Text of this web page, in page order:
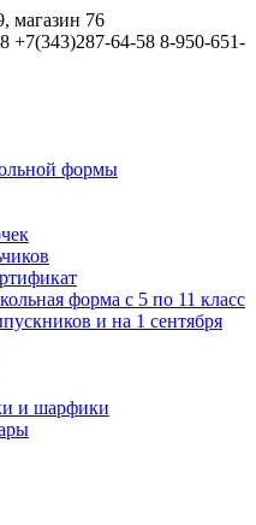
магазин 76
+7(343)287-64-58 8-950-651-
формы
форма с 5 по 11 класс
и на 1 сентября
и шарфики